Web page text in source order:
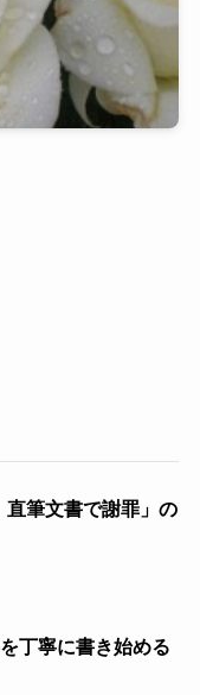
直筆文書で謝罪」の
丁寧に書き始める